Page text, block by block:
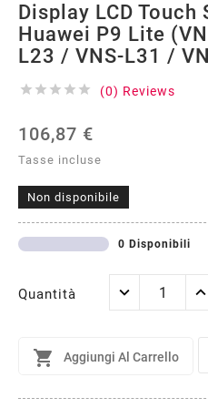
Display LCD
Huawei P9 Lite
L23 / VNS-L31 /
     (0) Reviews
106,87 €
Tasse incluse
Non disponibile
0 Disponibili
Quantità
 Aggiungi Al Carrello